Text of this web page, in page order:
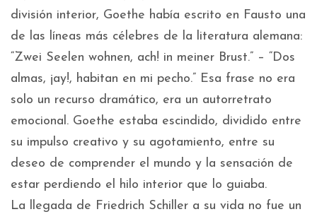
división interior, Goethe había escrito en Fausto una
de las líneas más célebres de la literatura alemana:
“Zwei Seelen wohnen, ach! in meiner Brust.” – “Dos
almas, ¡ay!, habitan en mi pecho.” Esa frase no era
solo un recurso dramático, era un autorretrato
emocional. Goethe estaba escindido, dividido entre
su impulso creativo y su agotamiento, entre su
deseo de comprender el mundo y la sensación de
estar perdiendo el hilo interior que lo guiaba.
La llegada de Friedrich Schiller a su vida no fue un